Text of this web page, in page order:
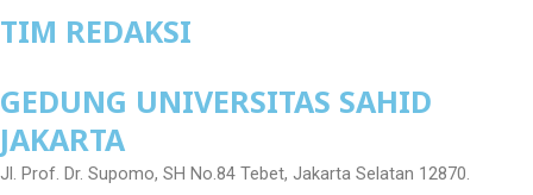
TIM REDAKSI
GEDUNG UNIVERSITAS SAHID
JAKARTA
Jl. Prof. Dr. Supomo, SH No.84 Tebet, Jakarta Selatan 12870.